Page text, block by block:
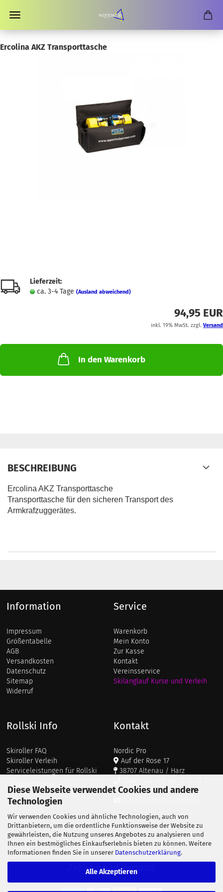
Diese Webseite verwendet Cookies und andere
Technologien
Wir verwenden Cookies und ähnliche Technologien, auch von
Drittanbietern, um die ordentliche Funktionsweise der Website zu
gewährleisten, die Nutzung unseres Angebotes zu analysieren und
Ihnen ein bestmögliches Einkaufserlebnis bieten zu können. Weitere
Informationen finden Sie in unserer Datenschutzerklärung.
Alle Akzeptieren
Ercolina AKZ Transporttasche
Lieferzeit:
ca. 3-4 Tage (Ausland abweichend)
94,95 EUR
inkl. 19% MwSt. zzgl. Versand
In den Warenkorb
BESCHREIBUNG
Ercolina AKZ Transporttasche
Transporttasche für den sicheren Transport des
Armkrafzuggerätes.
Information
Impressum
Größentabelle
AGB
Versandkosten
Datenschutz
Sitemap
Widerruf
Service
Warenkorb
Mein Konto
Zur Kasse
Kontakt
Vereinsservice
Skilanglauf Kurse und Verleih
Rollski Info
Skiroller FAQ
Skiroller Verleih
Serviceleistungen für Rollski
Skiroller Kurse
Kontakt
Nordic Pro
Auf der Rose 17
38707 Altenau / Harz
911 687
Zahlung und Versand